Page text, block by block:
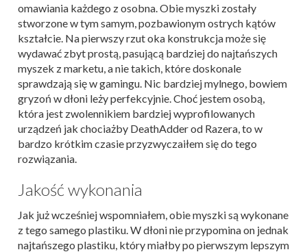
omawiania każdego z osobna. Obie myszki zostały
stworzone w tym samym, pozbawionym ostrych kątów
kształcie. Na pierwszy rzut oka konstrukcja może się
wydawać zbyt prostą, pasującą bardziej do najtańszych
myszek z marketu, a nie takich, które doskonale
sprawdzają się w gamingu. Nic bardziej mylnego, bowiem
gryzoń w dłoni leży perfekcyjnie. Choć jestem osobą,
która jest zwolennikiem bardziej wyprofilowanych
urządzeń jak chociażby DeathAdder od Razera, to w
bardzo krótkim czasie przyzwyczaiłem się do tego
rozwiązania.
Jakość wykonania
Jak już wcześniej wspomniałem, obie myszki są wykonane
z tego samego plastiku. W dłoni nie przypomina on jednak
najtańszego plastiku, który miałby po pierwszym lepszym